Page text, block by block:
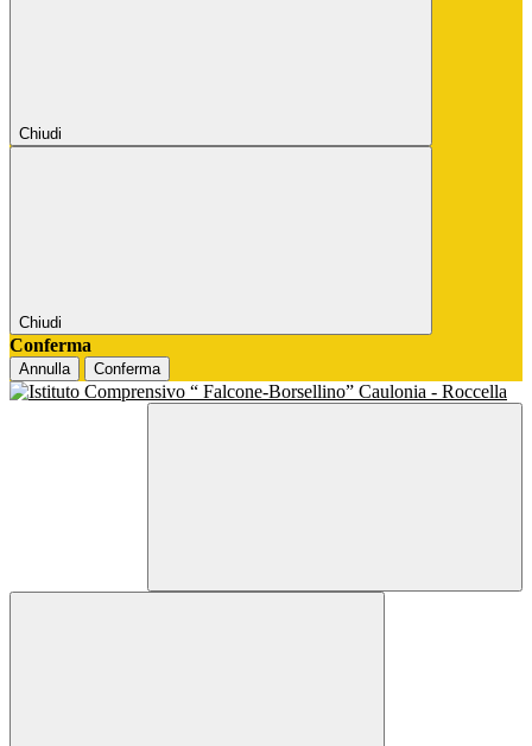
Chiudi
Chiudi
Conferma
Annulla Conferma